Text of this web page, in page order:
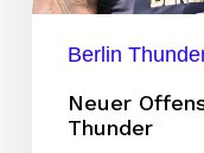
Berlin
Neuer
Thunder